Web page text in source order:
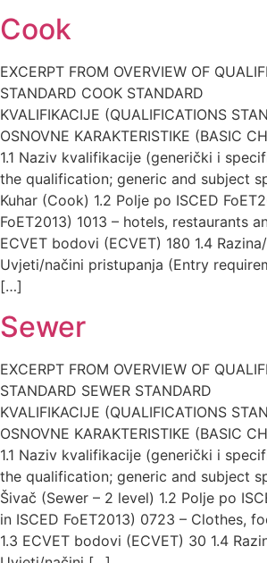
Cook
EXCERPT FROM OVERVIEW OF
STANDARD COOK STANDARD
KVALIFIKACIJE (QUALIFICATIONS
OSNOVNE KARAKTERISTIKE (BASIC
1.1 Naziv kvalifikacije (generički i
the qualification; generic and subject
Kuhar (Cook) 1.2 Polje po ISCED
FoET2013) 1013 – hotels, restaurants
ECVET bodovi (ECVET) 180 1.4
Uvjeti/načini pristupanja (Entry
[…]
Sewer
EXCERPT FROM OVERVIEW OF
STANDARD SEWER STANDARD
KVALIFIKACIJE (QUALIFICATIONS
OSNOVNE KARAKTERISTIKE (BASIC
1.1 Naziv kvalifikacije (generički i
the qualification; generic and subject
Šivač (Sewer – 2 level) 1.2 Polje po
in ISCED FoET2013) 0723 – Clothes,
1.3 ECVET bodovi (ECVET) 30 1.4